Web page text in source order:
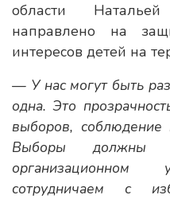
области
направлено на
интересов детей на
— У нас могут быть
одна. Это
выборов, соблюдение
Выборы должны
сотрудничаем с